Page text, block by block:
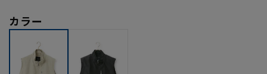
カラー